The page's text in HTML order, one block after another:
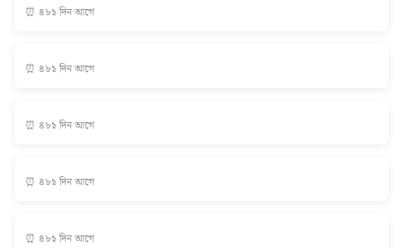
⏰ ৪৮১ দিন আগে
⏰ ৪৮১ দিন আগে
⏰ ৪৮১ দিন আগে
⏰ ৪৮১ দিন আগে
⏰ ৪৮১ দিন আগে